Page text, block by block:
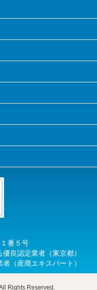
番５号
良認定業者（東京都）
（産廃エキスパート）
Rights Reserved.